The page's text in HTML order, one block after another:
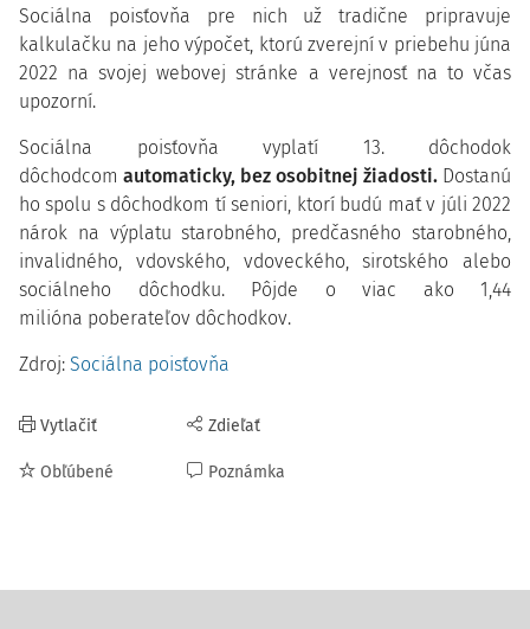
Sociálna poisťovňa pre nich už tradične pripravuje
kalkulačku na jeho výpočet, ktorú zverejní v priebehu júna
2022 na svojej webovej stránke a verejnosť na to včas
upozorní.
Sociálna poisťovňa vyplatí 13. dôchodok
dôchodcom automaticky, bez osobitnej žiadosti. Dostanú
ho spolu s dôchodkom tí seniori, ktorí budú mať v júli 2022
nárok na výplatu starobného, predčasného starobného,
invalidného, vdovského, vdoveckého, sirotského alebo
sociálneho dôchodku. Pôjde o viac ako 1,44
milióna poberateľov dôchodkov.
Zdroj: Sociálna poisťovňa
Vytlačiť
Obľúbené
Zdieľať
Poznámka